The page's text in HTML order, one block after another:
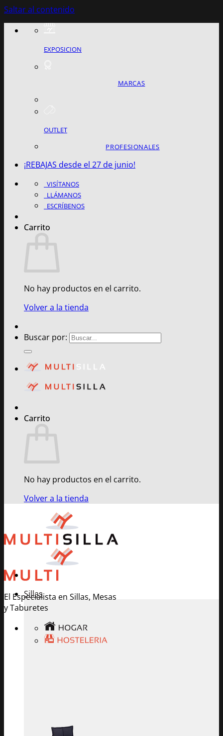
Saltar al contenido
EXPOSICION
MARCAS
OUTLET
PROFESIONALES
¡REBAJAS desde el 27 de junio!
VISÍTANOS
LLÁMANOS
ESCRÍBENOS
Carrito
No hay productos en el carrito.
Volver a la tienda
Buscar por:
Carrito
No hay productos en el carrito.
Volver a la tienda
El Especialista en Sillas, Mesas
y Taburetes
Sillas